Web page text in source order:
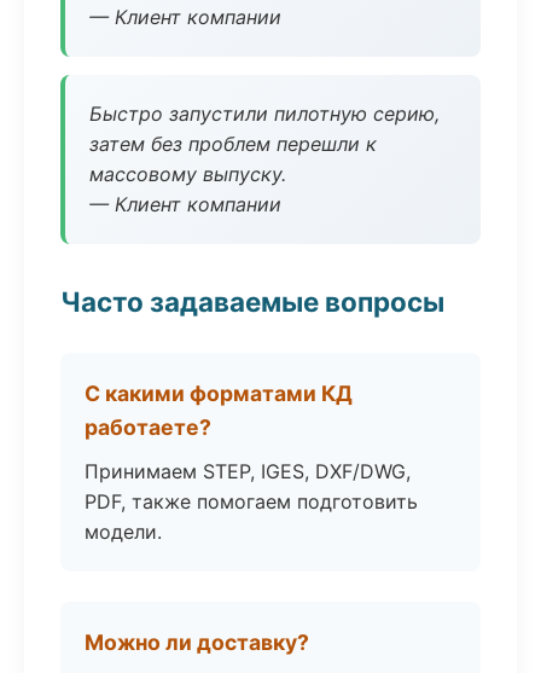
— Клиент компании
Быстро запустили пилотную серию,
затем без проблем перешли к
массовому выпуску.
— Клиент компании
Часто задаваемые вопросы
С какими форматами КД
работаете?
Принимаем STEP, IGES, DXF/DWG,
PDF, также помогаем подготовить
модели.
Можно ли доставку?